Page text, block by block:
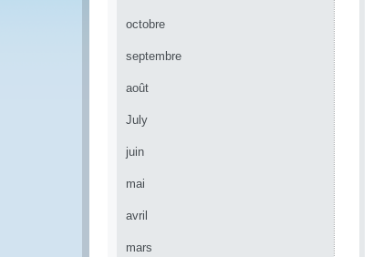
octobre
septembre
août
July
juin
mai
avril
mars